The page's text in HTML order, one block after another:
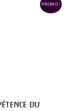
PROMO !
du